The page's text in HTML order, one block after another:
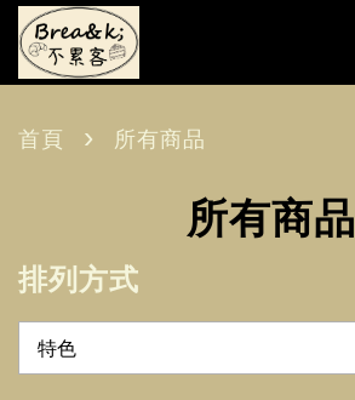
首頁 › 所有商品
所有商品
排列方式